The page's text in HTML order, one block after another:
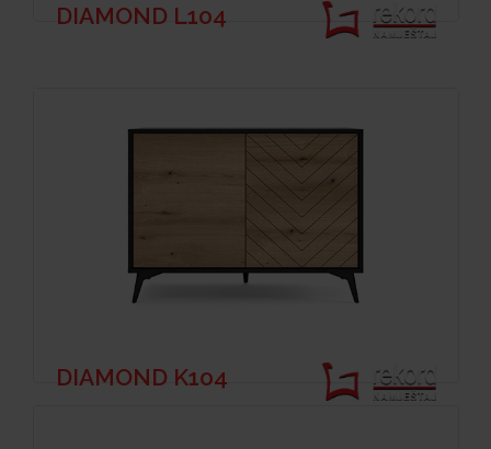
DIAMOND L104
DIAMOND K104